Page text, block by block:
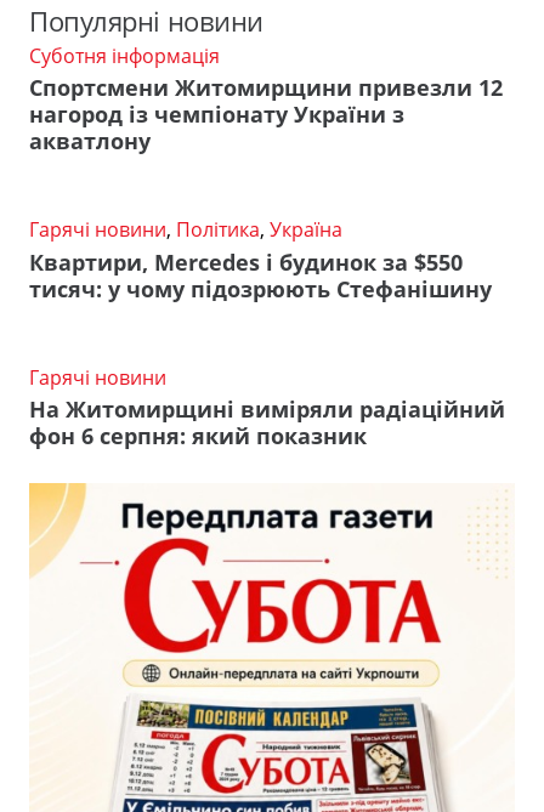
Популярні новини
Суботня інформація
Спортсмени Житомирщини привезли 12
нагород із чемпіонату України з
акватлону
Гарячі новини, Політика, Україна
Квартири, Mercedes і будинок за $550
тисяч: у чому підозрюють Стефанішину
Гарячі новини
На Житомирщині виміряли радіаційний
фон 6 серпня: який показник